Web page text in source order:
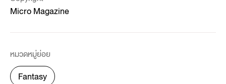
Micro Magazine
หมวดหมู่ย่อย
Fantasy